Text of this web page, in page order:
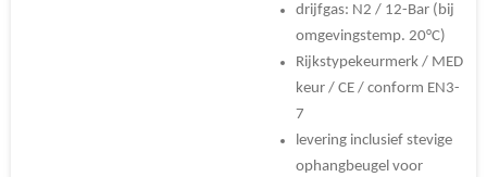
drijfgas: N2 / 12-Bar (bij
omgevingstemp. 20°C)
Rijkstypekeurmerk / MED
keur / CE / conform EN3-
7
levering inclusief stevige
ophangbeugel voor